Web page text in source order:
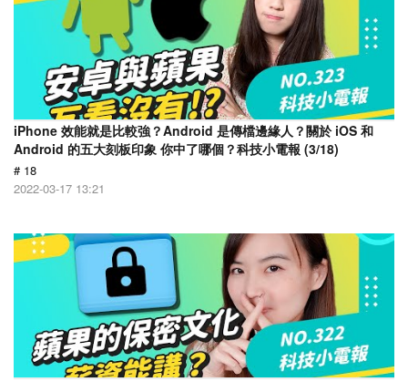
iPhone 效能就是比較強？Android 是傳檔邊緣人？關於 iOS 和
Android 的五大刻板印象 你中了哪個？科技小電報 (3/18)
# 18
2022-03-17 13:21